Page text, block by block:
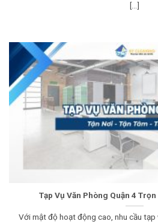
[...]
Tạp Vụ Văn Phòng Quận 4
Với mật độ hoạt động cao, nhu cầu tạp